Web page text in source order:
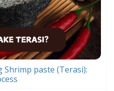
Shrimp paste (Terasi):